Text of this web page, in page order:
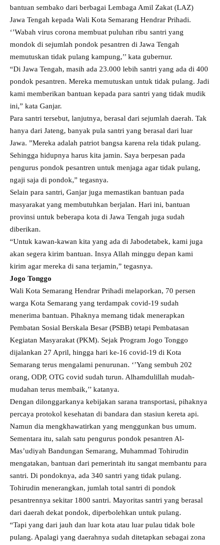
bantuan sembako dari berbagai Lembaga Amil Zakat (LAZ)
Jawa Tengah kepada Wali Kota Semarang Hendrar Prihadi.
‘’Wabah virus corona membuat puluhan ribu santri yang
mondok di sejumlah pondok pesantren di Jawa Tengah
memutuskan tidak pulang kampung,’’ kata gubernur.
“Di Jawa Tengah, masih ada 23.000 lebih santri yang ada di 400
pondok pesantren. Mereka memutuskan untuk tidak pulang. Jadi
kami memberikan bantuan kepada para santri yang tidak mudik
ini,” kata Ganjar.
Para santri tersebut, lanjutnya, berasal dari sejumlah daerah. Tak
hanya dari Jateng, banyak pula santri yang berasal dari luar
Jawa. ”Mereka adalah patriot bangsa karena rela tidak pulang.
Sehingga hidupnya harus kita jamin. Saya berpesan pada
pengurus pondok pesantren untuk menjaga agar tidak pulang,
ngaji saja di pondok,” tegasnya.
Selain para santri, Ganjar juga memastikan bantuan pada
masyarakat yang membutuhkan berjalan. Hari ini, bantuan
provinsi untuk beberapa kota di Jawa Tengah juga sudah
diberikan.
“Untuk kawan-kawan kita yang ada di Jabodetabek, kami juga
akan segera kirim bantuan. Insya Allah minggu depan kami
kirim agar mereka di sana terjamin,” tegasnya.
Jogo Tonggo
Wali Kota Semarang Hendrar Prihadi melaporkan, 70 persen
warga Kota Semarang yang terdampak covid-19 sudah
menerima bantuan. Pihaknya memang tidak menerapkan
Pembatan Sosial Berskala Besar (PSBB) tetapi Pembatasan
Kegiatan Masyarakat (PKM). Sejak Program Jogo Tonggo
dijalankan 27 April, hingga hari ke-16 covid-19 di Kota
Semarang terus mengalami penurunan. ‘’Yang sembuh 202
orang, ODP, OTG covid sudah turun. Alhamdulillah mudah-
mudahan terus membaik,’’ katanya.
Dengan dilonggarkanya kebijakan sarana transportasi, pihaknya
percaya protokol kesehatan di bandara dan stasiun kereta api.
Namun dia mengkhawatirkan yang menggunkan bus umum.
Sementara itu, salah satu pengurus pondok pesantren Al-
Mas’udiyah Bandungan Semarang, Muhammad Tohirudin
mengatakan, bantuan dari pemerintah itu sangat membantu para
santri. Di pondoknya, ada 340 santri yang tidak pulang.
Tohirudin menerangkan, jumlah total santri di pondok
pesantrennya sekitar 1800 santri. Mayoritas santri yang berasal
dari daerah dekat pondok, diperbolehkan untuk pulang.
“Tapi yang dari jauh dan luar kota atau luar pulau tidak bole
pulang. Apalagi yang daerahnya sudah ditetapkan sebagai zona